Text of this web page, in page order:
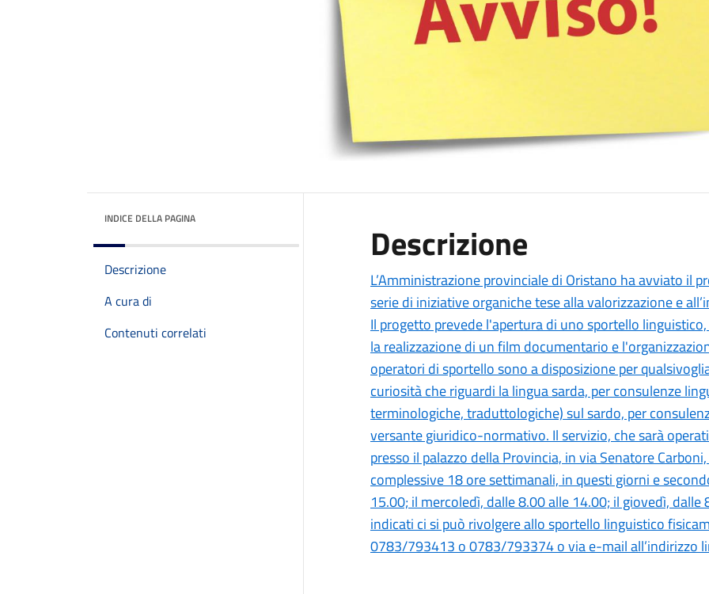
INDICE DELLA PAGINA
Descrizione
A cura di
Contenuti correlati
Descrizione
L’Amministrazione provinciale di Oristano ha avviato il
serie di iniziative organiche tese alla valorizzazione e
Il progetto prevede l'apertura di uno sportello
la realizzazione di un film documentario e
operatori di sportello sono a disposizione per
curiosità che riguardi la lingua sarda, per consulenze
terminologiche, traduttologiche) sul sardo, per
versante giuridico-normativo. Il servizio, che sarà
presso il palazzo della Provincia, in via Senatore
complessive 18 ore settimanali, in questi giorni e
15.00; il mercoledì, dalle 8.00 alle 14.00; il giovedì,
indicati ci si può rivolgere allo sportello linguistico
0783/793413 o 0783/793374 o via e-mail all’indirizzo